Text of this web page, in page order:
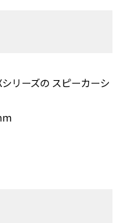
リーズの スピーカーシ